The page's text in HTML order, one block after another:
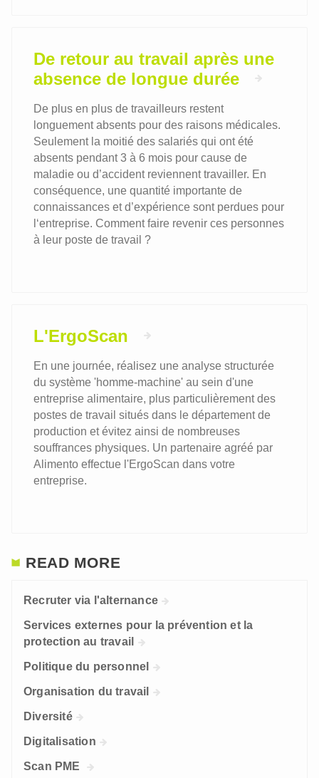
De retour au travail après une
absence de longue durée
De plus en plus de travailleurs restent
longuement absents pour des raisons médicales.
Seulement la moitié des salariés qui ont été
absents pendant 3 à 6 mois pour cause de
maladie ou d’accident reviennent travailler. En
conséquence, une quantité importante de
connaissances et d’expérience sont perdues pour
l‘entreprise. Comment faire revenir ces personnes
à leur poste de travail ?
L'ErgoScan
En une journée, réalisez une analyse structurée
du système 'homme-machine' au sein d'une
entreprise alimentaire, plus particulièrement des
postes de travail situés dans le département de
production et évitez ainsi de nombreuses
souffrances physiques. Un partenaire agréé par
Alimento effectue l'ErgoScan dans votre
entreprise.
READ MORE
Recruter via l'alternance
Services externes pour la prévention et la
protection au travail
Politique du personnel
Organisation du travail
Diversité
Digitalisation
Scan PME